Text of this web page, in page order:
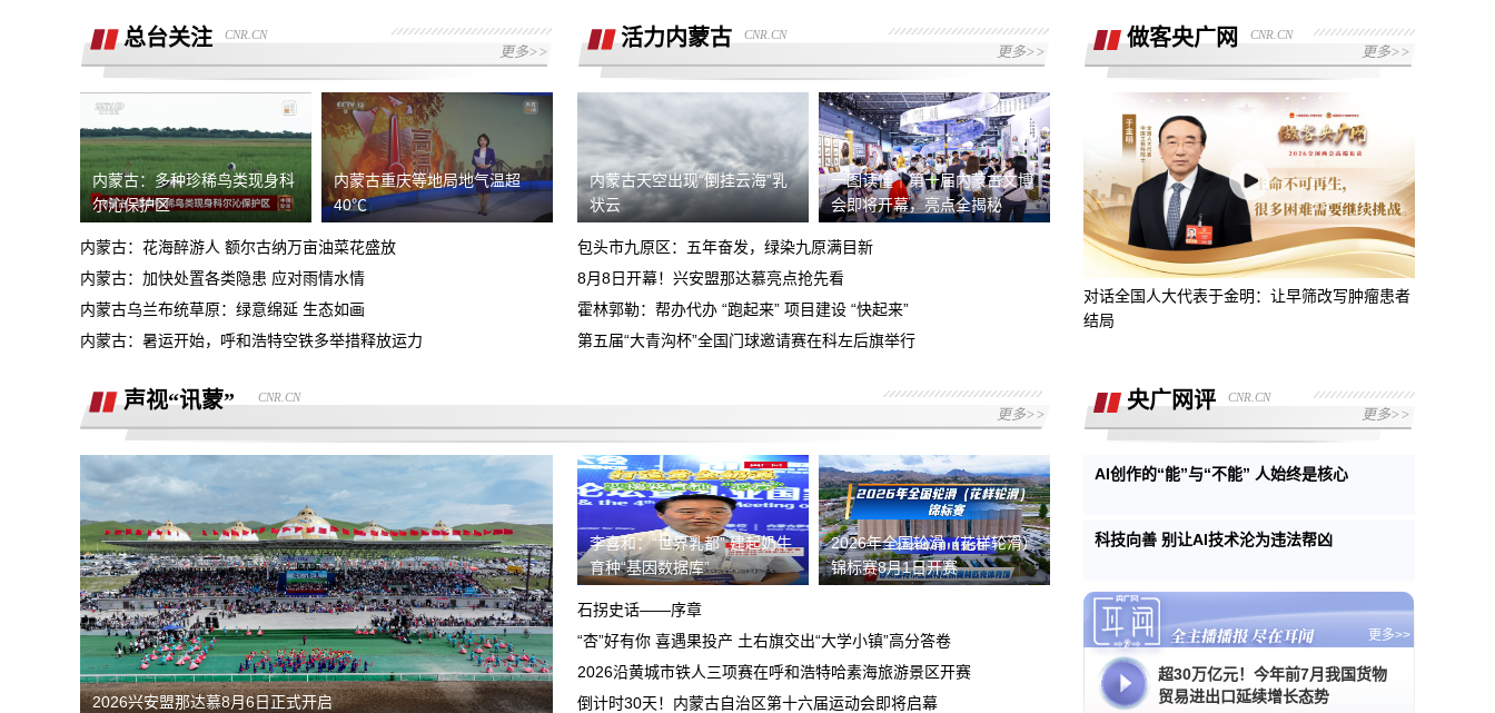
广西联通宽带被无故限速，想恢复必须签
《业务风险防控承诺书》
现就退款协议没有达成一致，希望平台协
助
话费充值未到账，平台判商家退款，但商
家不退款也联系不上。
我们在湖南华洋阳光汽车销售有限公司交
了汽车诚意金，但现无法退还诚意金
游戏虚假宣传诱导消费，已经严重影响本
人生活
小赢卡贷两笔借款综合年化利率超法定上
限，要求按LPR4倍核算，退还全部超额
4s店擅自操作导致汽车主机损坏导致需
诱导下订展车后申请退单不给退
全款购买吉利银河A7被售抵押车，车辆
被中信银行拖走，钱车两空，吉利总部推
诿不作为
现要求该平台退回超法定利率的费用合计
金额4594.92元！
石家庄鹿泉区烂尾楼
去年五月在成都天府广场小米之家买的小
米15手机，现后盖裂缝翘起等问题有安
退定金10000元
金不能退回等 事后交易未达成拒绝退还
承诺兜底购置税，后续不兜底
日本富士相机XE5挂耳脱落 存在设计缺
熊猫净水器爆炸燃烧
高德平台乱扣钱，乱封号
退还诚意金
关于飞行帮（北京）航空服务有限公司退
费纠纷的投诉
滴滴平台司机超时未出发，地域黑乘客
广汽丰田车没有提到，诉求退定金及相关
合理合法费用
要求解除合同，退款，我还没有开始学习
退还2199元订金
总台关注 CNR.CN
更多>>
内蒙古：多种珍稀鸟类现身科
尔沁保护区
内蒙古重庆等地局地气温超
40℃
内蒙古：花海醉游人 额尔古纳万亩油菜花盛放
内蒙古：加快处置各类隐患 应对雨情水情
内蒙古乌兰布统草原：绿意绵延 生态如画
内蒙古：暑运开始，呼和浩特空铁多举措释放运力
活力内蒙古 CNR.CN
更多>>
内蒙古天空出现“倒挂云海”乳
状云
一图读懂｜第十届内蒙古文博
会即将开幕，亮点全揭秘
包头市九原区：五年奋发，绿染九原满目新
8月8日开幕！兴安盟那达慕亮点抢先看
霍林郭勒：帮办代办 “跑起来” 项目建设 “快起来”
第五届“大青沟杯”全国门球邀请赛在科左后旗举行
做客央广网 CNR.CN
更多>>
对话全国人大代表于金明：让早筛改写肿瘤患者
结局
声视“讯蒙” CNR.CN
更多>>
2026兴安盟那达慕8月6日正式开启
李喜和：“世界乳都” 建起奶牛
育种“基因数据库”
2026年全国轮滑（花样轮滑）
锦标赛8月1日开赛
石拐史话——序章
“杏”好有你 喜遇果投产 土右旗交出“大学小镇”高分答卷
2026沿黄城市铁人三项赛在呼和浩特哈素海旅游景区开赛
倒计时30天！内蒙古自治区第十六届运动会即将启幕
央广网评 CNR.CN
更多>>
AI创作的“能”与“不能” 人始终是核心
科技向善 别让AI技术沦为违法帮凶
超30万亿元！今年前7月我国货物
贸易进出口延续增长态势
更多>>